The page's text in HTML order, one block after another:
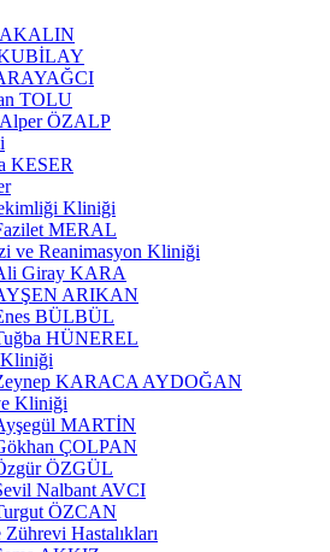
AKALIN
TOLU
ÖZALP
KESER
Kliniği
MERAL
ve Reanimasyon Kliniği
Giray KARA
ARIKAN
BÜLBÜL
HÜNEREL
KARACA AYDOĞAN
Kliniği
MARTİN
ÇOLPAN
ÖZGÜL
Nalbant AVCI
ÖZCAN
Hastalıkları